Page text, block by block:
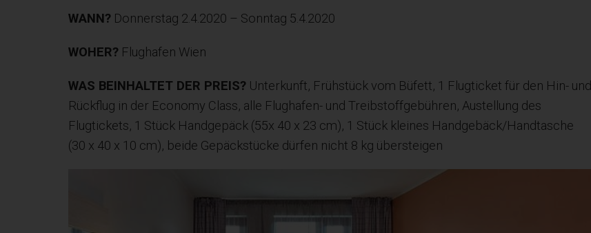
WANN? Donnerstag 2.4.2020 – Sonntag 5.4.2020
WOHER? Flughafen Wien
WAS BEINHALTET DER PREIS? Unterkunft, Frühstück vom Büfett, 1 Flugticket für den Hin- und
Rückflug in der Economy Class, alle Flughafen- und Treibstoffgebühren, Austellung des
Flugtickets, 1 Stück Handgepäck (55x 40 x 23 cm), 1 Stück kleines Handgebäck/Handtasche
(30 x 40 x 10 cm), beide Gepäckstücke dürfen nicht 8 kg übersteigen